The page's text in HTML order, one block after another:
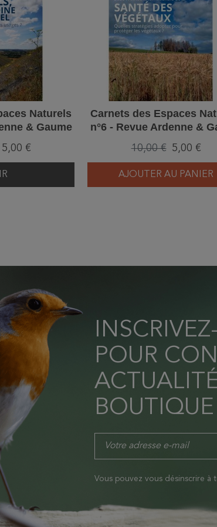
Naturels
& Gaume
5,00 €
Carnets des Espaces
n°6 - Revue Ardenne &
10,00 € 5,00 €
AJOUTER AU PANIER
POUR
Vous pouvez vous désinscrire à